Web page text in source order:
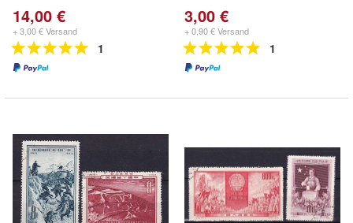
14,00 €
+ 3,00 € Versand
1
3,00 €
+ 0,90 € Versand
1